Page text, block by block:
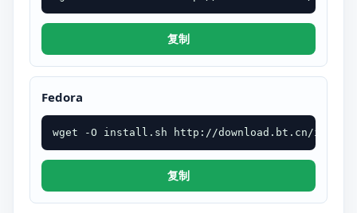
复制
Fedora
wget -O install.sh http://download.bt.cn/
复制